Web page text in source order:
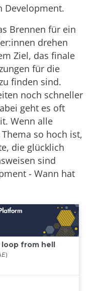
Development.
Brennen für ein
drehen
Ziel, das finale
für die
finden sind.
noch schneller
geht es oft
Wenn alle
so hoch ist,
die glücklich
sind
- Wann hat